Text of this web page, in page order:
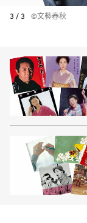
3 / 3 ©文藝春秋